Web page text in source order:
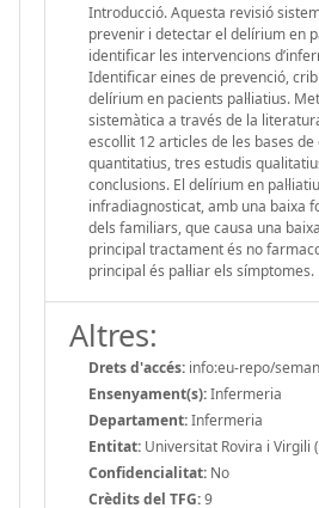
Introducció. Aquesta revisió
prevenir i detectar el delírium en
identificar les intervencions
Identificar eines de prevenció,
delírium en pacients pal·liatius.
sistemàtica a través de la
escollit 12 articles de les bases
quantitatius, tres estudis
conclusions. El delírium en
infradiagnosticat, amb una baixa
dels familiars, que causa una
principal tractament és no
principal és pal·liar els símptomes.
Altres:
Drets d'accés: info:eu-repo/
Ensenyament(s):Infermeria
Departament:Infermeria
Entitat: Universitat Rovira i Virgili
Confidencialitat: No
Crèdits del TFG:9